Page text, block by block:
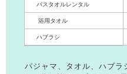
バスタオルレンタル
浴用タオル
ハブラシ
パジャマ、タオル、ハブラ